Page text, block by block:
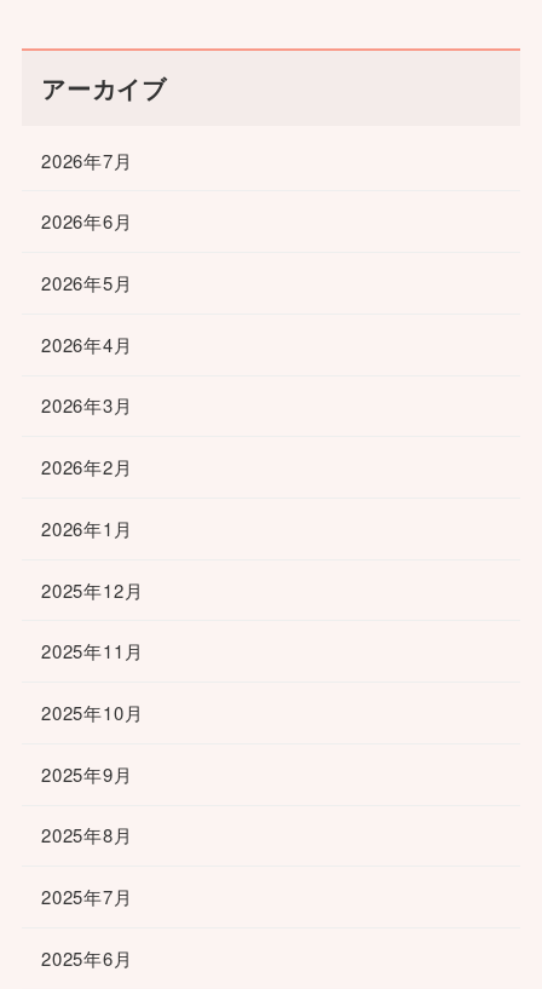
アーカイブ
2026年7月
2026年6月
2026年5月
2026年4月
2026年3月
2026年2月
2026年1月
2025年12月
2025年11月
2025年10月
2025年9月
2025年8月
2025年7月
2025年6月